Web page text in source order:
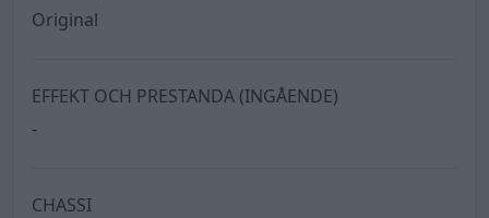
Original
EFFEKT OCH PRESTANDA (INGÅENDE)
-
CHASSI